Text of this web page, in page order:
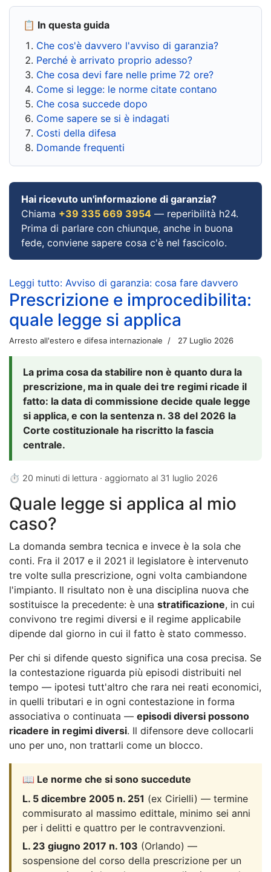
📋 In questa guida
Che cos'è davvero l'avviso di garanzia?
Perché è arrivato proprio adesso?
Che cosa devi fare nelle prime 72 ore?
Come si legge: le norme citate contano
Che cosa succede dopo
Come sapere se si è indagati
Costi della difesa
Domande frequenti
Hai ricevuto un'informazione di garanzia?
Chiama +39 335 669 3954 — reperibilità h24.
Prima di parlare con chiunque, anche in buona
fede, conviene sapere cosa c'è nel fascicolo.
Leggi tutto: Avviso di garanzia: cosa fare davvero
Prescrizione e improcedibilita:
quale legge si applica
Arresto all'estero e difesa internazionale 27 Luglio 2026
La prima cosa da stabilire non è quanto dura la
prescrizione, ma in quale dei tre regimi ricade il
fatto: la data di commissione decide quale legge
si applica, e con la sentenza n. 38 del 2026 la
Corte costituzionale ha riscritto la fascia
centrale.
⏱ 20 minuti di lettura · aggiornato al 31 luglio 2026
Quale legge si applica al mio
caso?
La domanda sembra tecnica e invece è la sola che
conti. Fra il 2017 e il 2021 il legislatore è intervenuto
tre volte sulla prescrizione, ogni volta cambiandone
l'impianto. Il risultato non è una disciplina nuova che
sostituisce la precedente: è una stratificazione, in cui
convivono tre regimi diversi e il regime applicabile
dipende dal giorno in cui il fatto è stato commesso.
Per chi si difende questo significa una cosa precisa. Se
la contestazione riguarda più episodi distribuiti nel
tempo — ipotesi tutt'altro che rara nei reati economici,
in quelli tributari e in ogni contestazione in forma
associativa o continuata — episodi diversi possono
ricadere in regimi diversi. Il difensore deve collocarli
uno per uno, non trattarli come un blocco.
📖 Le norme che si sono succedute
L. 5 dicembre 2005 n. 251 (ex Cirielli) — termine
commisurato al massimo edittale, minimo sei anni
per i delitti e quattro per le contravvenzioni.
L. 23 giugno 2017 n. 103 (Orlando) —
sospensione del corso della prescrizione per un